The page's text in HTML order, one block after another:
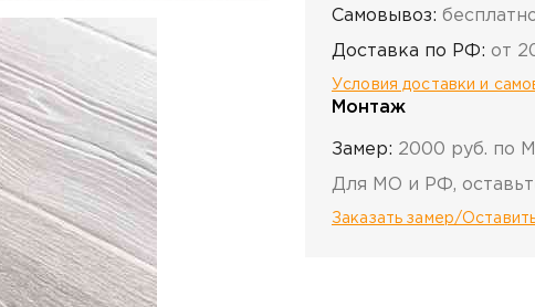
Самовывоз:
Доставка по РФ: от
Условия доставки и
Монтаж
Замер: 2000 руб. по
Для МО и РФ,
Заказать замер/